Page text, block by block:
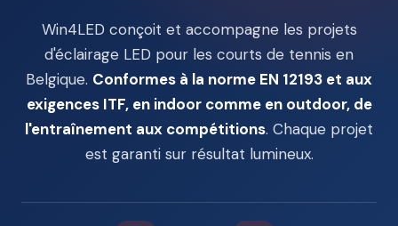
Win4LED conçoit et accompagne les projets
d'éclairage LED pour les courts de tennis en
Belgique. Conformes à la norme EN 12193 et aux
exigences ITF, en indoor comme en outdoor, de
l'entraînement aux compétitions. Chaque projet
est garanti sur résultat lumineux.